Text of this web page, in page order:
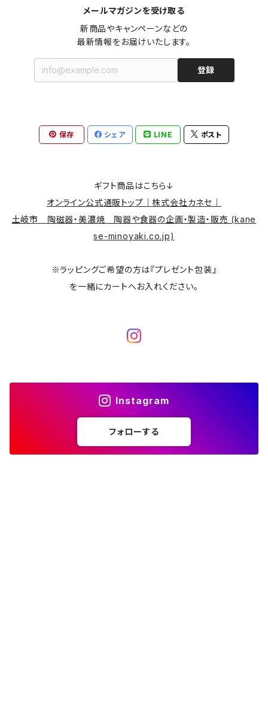
メールマガジンを受け取る
新商品やキャンペーンなどの
最新情報をお届けいたします。
登録
保存 シェア LINE ポスト
ギフト商品はこちら↓
オンライン公式通販トップ｜株式会社カネセ｜
土岐市 陶磁器・美濃焼 陶器や食器の企画・製造・販売 (kane
se-minoyaki.co.jp)
※ラッピングご希望の方は『プレゼント包装』
を一緒にカートへお入れください。
Instagram
フォローする